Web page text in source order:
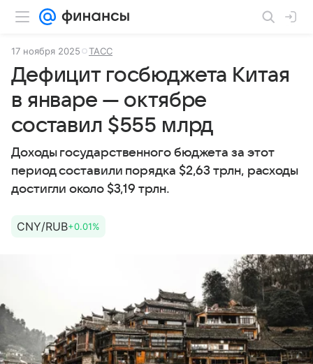
17 ноября 2025 ТАСС
Дефицит госбюджета Китая
в январе — октябре
составил $555 млрд
Доходы государственного бюджета за этот
период составили порядка $2,63 трлн, расходы
достигли около $3,19 трлн.
CNY/RUB+0.01%